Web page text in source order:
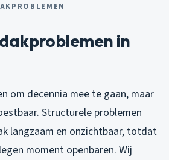
in
om decennia mee te gaan, maar
Structurele problemen
langzaam en onzichtbaar, totdat
moment openbaren. Wij